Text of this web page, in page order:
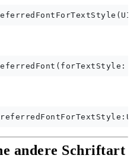
andere Schriftart